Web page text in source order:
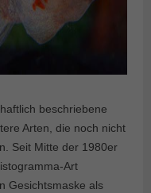
beschriebene
Arten, die noch nicht
Seit Mitte der 1980er
Art
Gesichtsmaske als